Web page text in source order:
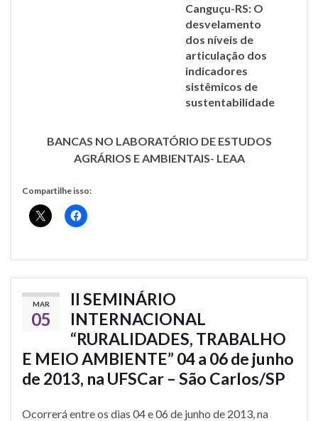
Canguçu-RS: O
desvelamento
dos níveis de
articulação dos
indicadores
sistêmicos de
sustentabilidade
BANCAS NO LABORATÓRIO DE ESTUDOS
AGRÁRIOS E AMBIENTAIS- LEAA
Compartilhe isso:
MAR
05
II SEMINÁRIO
INTERNACIONAL
“RURALIDADES, TRABALHO
E MEIO AMBIENTE” 04 a 06 de junho
de 2013, na UFSCar – São Carlos/SP
Ocorrerá entre os dias 04 e 06 de junho de 2013, na